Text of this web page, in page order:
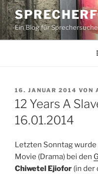
Zum
Inhalt
springenEin Blog für
VERÖFFENTLICHT
AM
16. JANUAR 2014 VON
12 Years A
16.01.2014
Letzten Sonntag wurde
Movie (Drama) bei den
Chiwetel Ejiofor (in der